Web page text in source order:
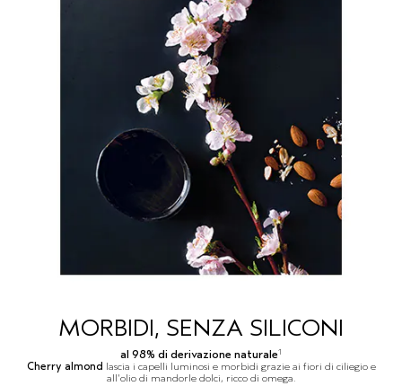
MORBIDI, SENZA SILICONI
al 98% di derivazione naturale1
Cherry almond lascia i capelli luminosi e morbidi grazie ai fiori di ciliegio e
all'olio di mandorle dolci, ricco di omega.